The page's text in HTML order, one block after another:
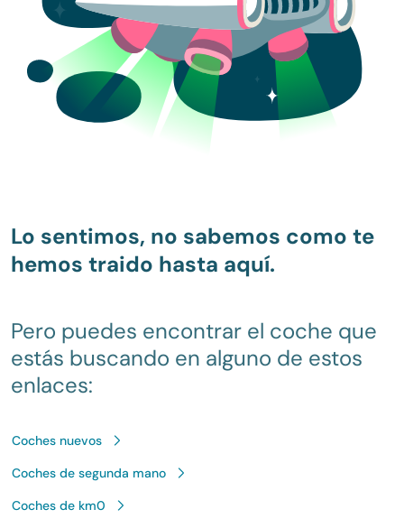
Lo sentimos, no sabemos como te
hemos traido hasta aquí.
Pero puedes encontrar el coche que
estás buscando en alguno de estos
enlaces:
Coches nuevos
Coches de segunda mano
Coches de km0